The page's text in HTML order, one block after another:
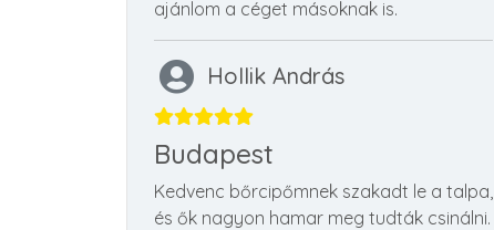
ajánlom a céget másoknak is.
Hollik András
Budapest
Kedvenc bőrcipőmnek szakadt le a talpa,
és ők nagyon hamar meg tudták csinálni.